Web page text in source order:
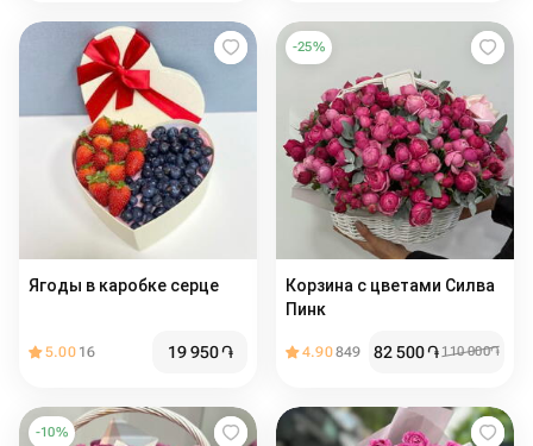
Ягоды в каробке серце
5.00 16 19 950֏
-25%
Корзина с цветами Силва
Пинк ️️
4.90849 82 500֏ 110 000֏
-10%